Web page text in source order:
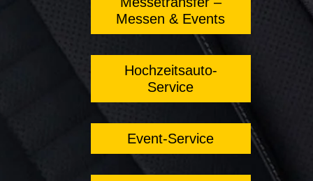
Messen & Events
Hochzeitsauto-
Service
Event-Service